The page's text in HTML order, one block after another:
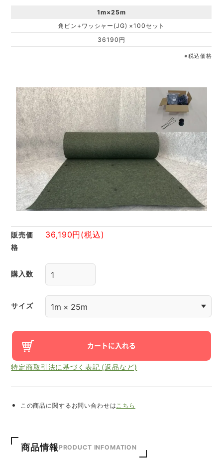
1m×25m
角ピン+ワッシャー(JG) ×100セット
36190円
※税込価格
販売価
格
36,190円(税込)
購入数
サイズ
特定商取引法に基づく表記 (返品など)
この商品に関するお問い合わせはこちら
商品情報PRODUCT INFOMATION